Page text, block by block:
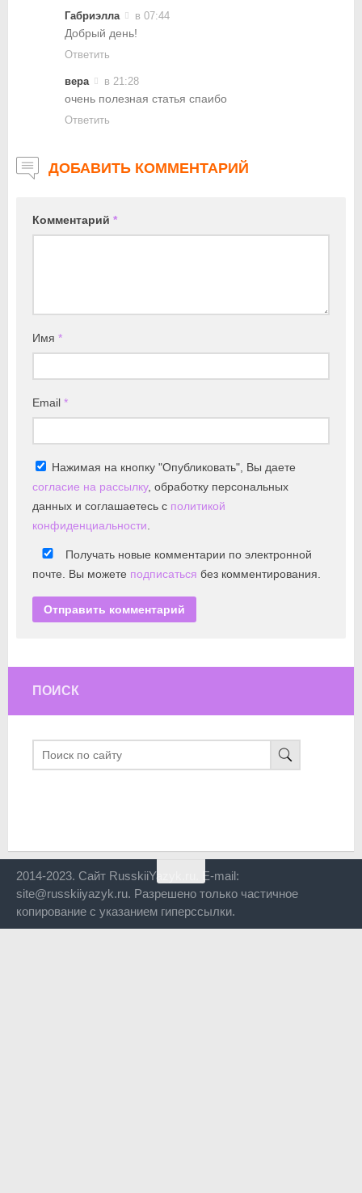
Габриэлла в 07:44
Добрый день!
Ответить
вера в 21:28
очень полезная статья спаибо
Ответить
ДОБАВИТЬ КОММЕНТАРИЙ
Комментарий *
Имя *
Email *
Нажимая на кнопку "Опубликовать", Вы даете
согласие на рассылку, обработку персональных
данных и соглашаетесь с политикой
конфиденциальности.
Получать новые комментарии по электронной
почте. Вы можете подписаться без комментирования.
ПОИСК
2014-2023. Сайт RusskiiYazyk.ru. E-mail:
site@russkiiyazyk.ru. Разрешено только частичное
копирование с указанием гиперссылки.